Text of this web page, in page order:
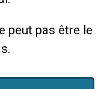
peut pas être le